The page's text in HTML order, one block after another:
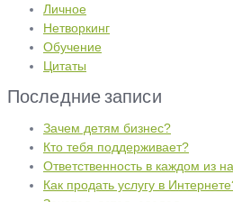
Личное
Нетворкинг
Обучение
Цитаты
Последние записи
Зачем детям бизнес?
Кто тебя поддерживает?
Ответственность в каждом из
Как продать услугу в